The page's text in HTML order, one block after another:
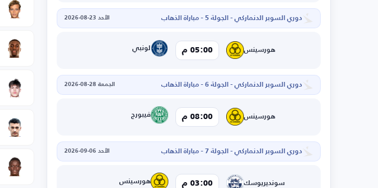
دوري السوبر الدنماركي - الجولة 5 - مباراة الذهاب الأحد 23-08-2026
هورسينس 05:00 م لونبي
دوري السوبر الدنماركي - الجولة 6 - مباراة الذهاب الجمعة 28-08-2026
هورسينس 08:00 م فيبورج
دوري السوبر الدنماركي - الجولة 7 - مباراة الذهاب الأحد 06-09-2026
سونديريوسك 03:00 م هورسينس